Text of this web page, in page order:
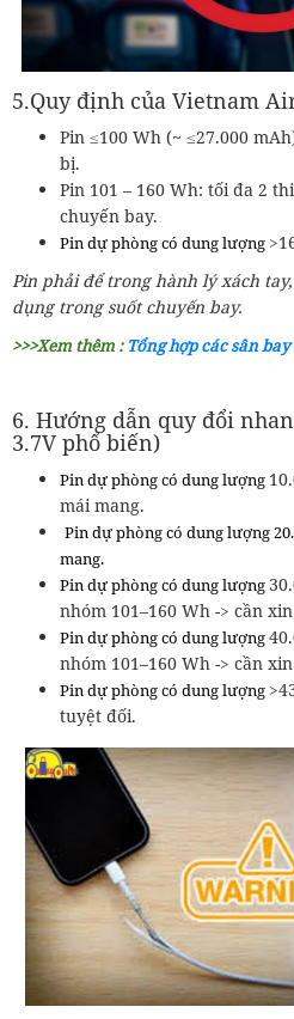
5.Quy định của Vietnam
Pin ≤100 Wh (~ ≤27.000
bị.
Pin 101 – 160 Wh: tối đa 2
chuyến bay.
Pin dự phòng có dung lượng
Pin phải để trong hành lý xách
dụng trong suốt chuyến bay.
>>>Xem thêm : Tổng hợp các sân
6. Hướng dẫn quy đổi
3.7V phổ biến)
Pin dự phòng có dung lượng
mái mang.
Pin dự phòng có dung lượng
mang.
Pin dự phòng có dung lượng
nhóm 101–160 Wh -> cần
Pin dự phòng có dung lượng
nhóm 101–160 Wh -> cần
Pin dự phòng có dung lượng
tuyệt đối.